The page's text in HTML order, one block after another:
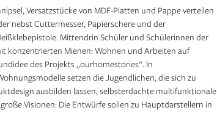
Versatzstücke von MDF-Platten und Pappe verteilen
nebst Cuttermesser, Papierschere und der
Mittendrin Schüler und Schülerinnen der
konzentrierten Mienen: Wohnen und Arbeiten auf
des Projekts „ourhomestories“. In
setzen die Jugendlichen, die sich zu
ausbilden lassen, selbsterdachte multifunktionale
Visionen: Die Entwürfe sollen zu Hauptdarstellern in